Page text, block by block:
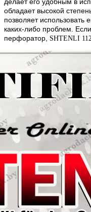
обладает высокой
позволяет использовать
каких-либо проблем.
перфоратор, SHTENLI